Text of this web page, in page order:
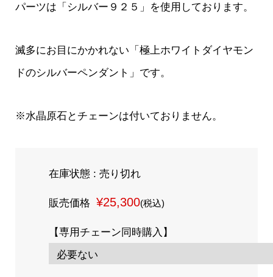
パーツは「シルバー９２５」を使用しております。
滅多にお目にかかれない「極上ホワイトダイヤモン
ドのシルバーペンダント」です。
※水晶原石とチェーンは付いておりません。
在庫状態 : 売り切れ
販売価格 ¥25,300(税込)
【専用チェーン同時購入】